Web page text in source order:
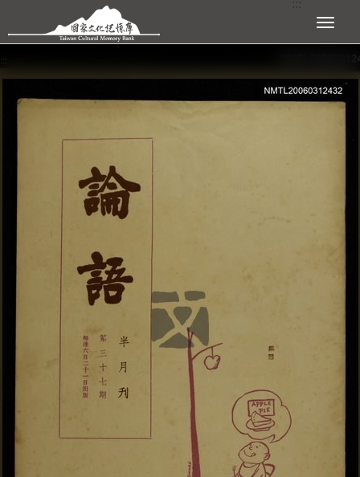
跳到主要內容區塊 展開選單
:::